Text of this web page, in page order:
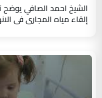
الشيخ احمد الصافي
إلقاء مياه المجاري في